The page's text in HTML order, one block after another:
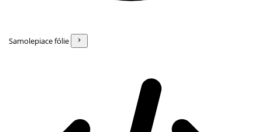
Samolepiace fólie